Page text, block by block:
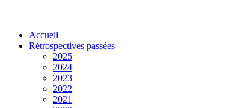
Accueil
Rétrospectives passées
2025
2024
2023
2022
2021